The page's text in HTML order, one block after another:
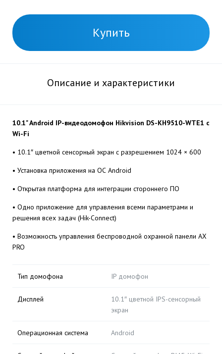
Купить
Описание и характеристики
10.1" Android IP-видеодомофон Hikvision DS-KH9510-WTE1 c
Wi-Fi
• 10.1″ цветной сенсорный экран с разрешением 1024 × 600
• Установка приложения на ОС Android
• Открытая платформа для интеграции стороннего ПО
• Одно приложение для управления всеми параметрами и
решения всех задач (Hik-Connect)
• Возможность управления беспроводной охранной панели AX
PRO
Тип домофона IP домофон
Дисплей
10.1″ цветной IPS-сенсорный
экран
Операционная система Android